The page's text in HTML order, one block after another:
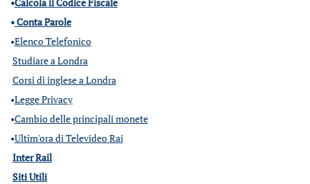
•Conta Parole
•Elenco Telefonico
Studiare a Londra
Corsi di inglese a Londra
•Legge Privacy
•Cambio delle principali monete
•Ultim'ora di Televideo Rai
Inter Rail
Siti Utili